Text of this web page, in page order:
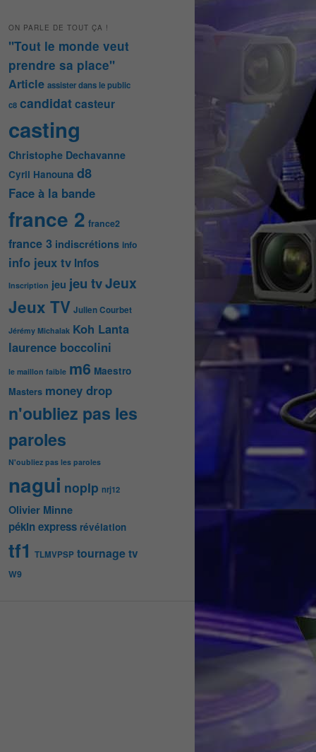
ON PARLE DE TOUT ÇA !
"Tout le monde veut
prendre sa place"
Article assister dans le public
c8 candidatcasteur
casting
Christophe Dechavanne
Cyril Hanouna d8
Face à la bande
france 2 france2
france 3 indiscrétions info
info jeux tv Infos
Inscription jeu jeu tvJeux
Jeux TV Julien Courbet
Jérémy Michalak Koh Lanta
laurence boccolini
le maillon faible m6 Maestro
Masters money drop
n'oubliez pas les
paroles
N'oubliez pas les paroles
nagui noplp nrj12
Olivier Minne
pékin express révélation
tf1 TLMVPSP tournagetv
W9